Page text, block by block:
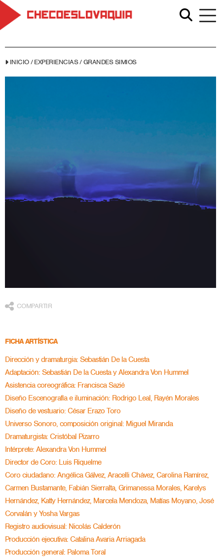
INICIO / EXPERIENCIAS/ GRANDES SIMIOS
COMPARTIR
FICHA ARTÍSTICA
Dirección y dramaturgia: Sebastián De la Cuesta
Adaptación: Sebastián De la Cuesta y Alexandra Von Hummel
Asistencia coreográfica: Francisca Sazié
Diseño Escenografía e iluminación: Rodrigo Leal, Rayén Morales
Diseño de vestuario: César Erazo Toro
Universo Sonoro, composición original: Miguel Miranda
Dramaturgista: Cristóbal Pizarro
Intérprete: Alexandra Von Hummel
Director de Coro: Luis Riquelme
Coro ciudadano: Angélica Gálvez, Aracelli Chávez, Carolina Ramírez,
Carmen Bustamante, Fabián Sierralta, Grimanessa Morales, Karelys
Hernández, Katty Hernández, Marcela Mendoza, Matías Moyano, José
Corvalán y Yosha Vargas
Registro audiovisual: Nicolás Calderón
Producción ejecutiva: Catalina Avaria Arriagada
Producción general: Paloma Toral